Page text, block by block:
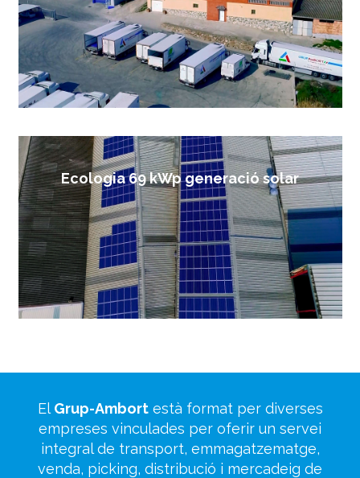
Ecologia 69 kWp generació solar
El Grup-Ambortestà format per diverses
empreses vinculades per oferir un servei
integral de transport, emmagatzematge,
venda, picking, distribució i mercadeig de